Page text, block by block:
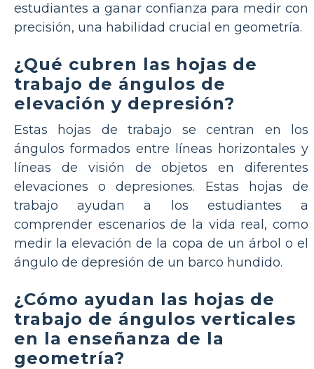
estudiantes a ganar confianza para medir con
precisión, una habilidad crucial en geometría.
¿Qué cubren las hojas de
trabajo de ángulos de
elevación y depresión?
Estas hojas de trabajo se centran en los
ángulos formados entre líneas horizontales y
líneas de visión de objetos en diferentes
elevaciones o depresiones. Estas hojas de
trabajo ayudan a los estudiantes a
comprender escenarios de la vida real, como
medir la elevación de la copa de un árbol o el
ángulo de depresión de un barco hundido.
¿Cómo ayudan las hojas de
trabajo de ángulos verticales
en la enseñanza de la
geometría?